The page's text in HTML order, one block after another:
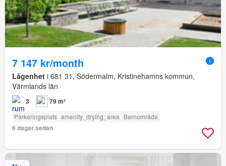
7 147 kr/month
Lägenhet i 681 31, Södermalm, Kristinehamns kommun,
Värmlands län
3 79 m²
Parkeringsplats amenity_drying_area Barnområde
6 dagar sedan